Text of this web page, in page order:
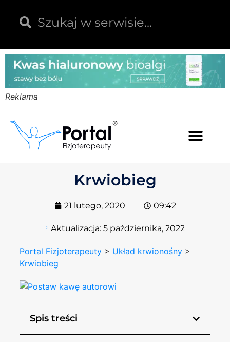
Reklama
Krwiobieg
21 lutego, 2020 09:42
Aktualizacja: 5 października, 2022
Portal Fizjoterapeuty > Układ krwionośny >
Krwiobieg
Spis treści